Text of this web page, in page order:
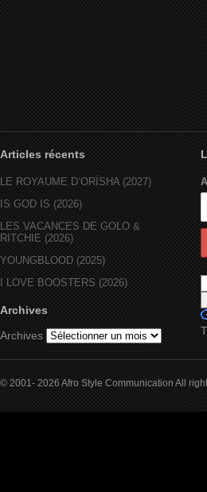
Articles récents
LE ROYAUME D’ORÏSHA (2027)
IS GOD IS (2026)
LES VACANCES DE GOLO &
RITCHIE (2026)
YOUNGBLOOD (2025)
I LOVE BOOSTERS (2026)
Archives
Archives
© 2001- 2026 Afro Style Communication All